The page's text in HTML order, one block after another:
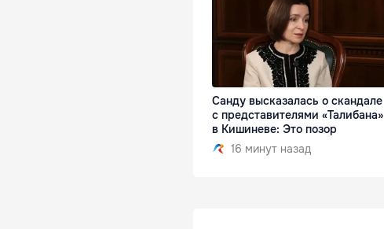
Санду высказалась о скандале
с представителями «Талибана»
в Кишиневе: Это позор
16 минут назад